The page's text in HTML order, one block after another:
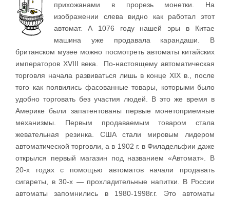
прихожанами в прорезь монетки. На
изображении слева видно как работал этот
автомат. А 1076 году нашей эры в Китае
машина уже продавала карандаши. В
британском музее можно посмотреть автоматы китайских
императоров XVIII века. По-настоящему автоматическая
торговля начала развиваться лишь в конце XIX в., после
того как появились фасованные товары, которыми было
удобно торговать без участия людей. В это же время в
Америке были запатентованы первые монетоприемные
механизмы. Первым продаваемым товаром стала
жевательная резинка. США стали мировым лидером
автоматической торговли, а в 1902 г. в Филадельфии даже
открылся первый магазин под названием «Автомат». В
20-х годах с помощью автоматов начали продавать
сигареты, в 30-х — прохладительные напитки. В России
автоматы запомнились в 1980-1998г.г. Это автоматы